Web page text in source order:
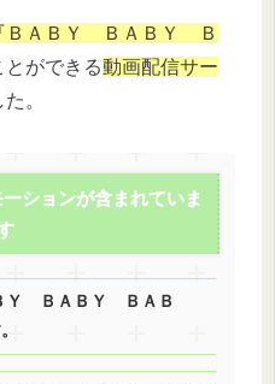
ＢＡＢＹ ＢＡＢＹ Ｂ
ができる動画配信サー
。
ションが含まれていま
Ｙ ＢＡＢＹ ＢＡＢ